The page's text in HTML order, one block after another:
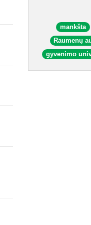
mankšta
Raumenų
gyvenimo